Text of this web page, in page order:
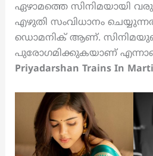
ഏഴാമത്തെ സിനിമയായി
എഴുതി സംവിധാനം
ഡൊമനിക് ആണ്.
പുരോഗമിക്കുകയാണ്
Priyadarshan Trains In